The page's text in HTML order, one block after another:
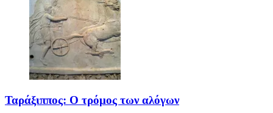
Ταράξιππος: Ο τρόμος των αλόγων